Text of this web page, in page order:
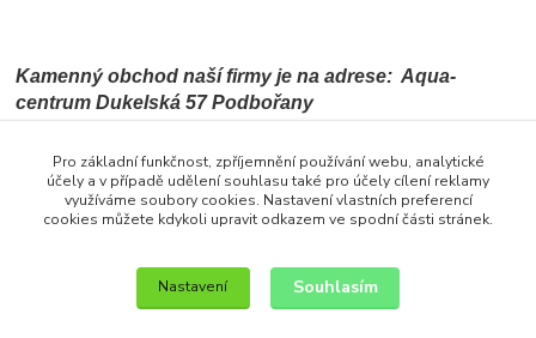
Kamenný obchod naší firmy je na adrese: Aqua-
centrum Dukelská 57 Podbořany
Najdete nás zde
Upravit sběr cookies.
Pro základní funkčnost, zpříjemnění používání webu, analytické
účely a v případě udělení souhlasu také pro účely cílení reklamy
využíváme soubory cookies. Nastavení vlastních preferencí
cookies můžete kdykoli upravit odkazem ve spodní části stránek.
Nastavení Souhlasím